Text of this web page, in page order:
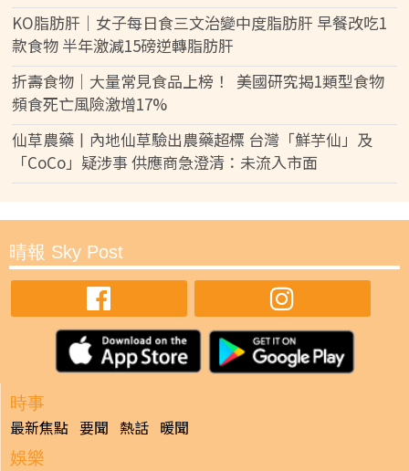
KO脂肪肝｜女子每日食三文治變中度脂肪肝 早餐改吃1
款食物 半年激減15磅逆轉脂肪肝
折壽食物｜大量常見食品上榜！ 美國研究揭1類型食物
頻食死亡風險激增17%
仙草農藥丨內地仙草驗出農藥超標 台灣「鮮芋仙」及
「CoCo」疑涉事 供應商急澄清：未流入市面
晴報 Sky Post
時事
最新焦點 要聞 熱話 暖聞
娛樂